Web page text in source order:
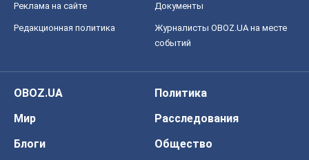
Реклама на сайте Документы
Редакционная политика
Журналисты OBOZ.UA на месте
событий
OBOZ.UA
Политика
Мир
Расследования
Блоги
Общество